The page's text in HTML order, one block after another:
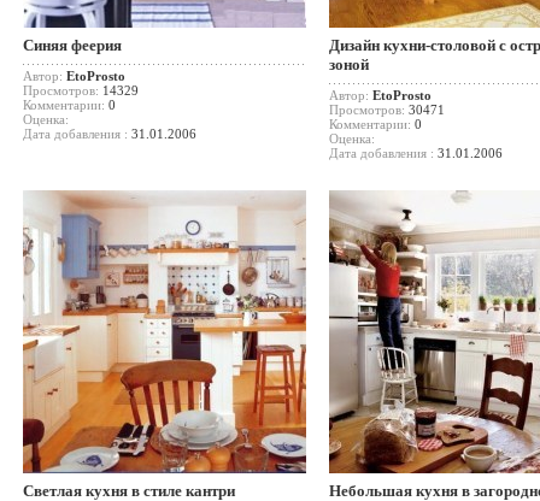
Синяя феерия
Автор: EtoProsto
Просмотров: 14329
Комментарии: 0
Оценка:
Дата добавления : 31.01.2006
Дизайн кухни-столовой с
зоной
Автор: EtoProsto
Просмотров: 30471
Комментарии: 0
Оценка:
Дата добавления : 31.01.2006
Светлая кухня в стиле кантри Небольшая кухня в